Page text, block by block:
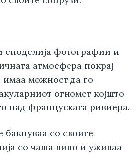
споделија фотографии и
атмосфера покрај
имаа можност да го
огномет којшто
над француската ривиера.
со своите
со чаша вино и уживаа